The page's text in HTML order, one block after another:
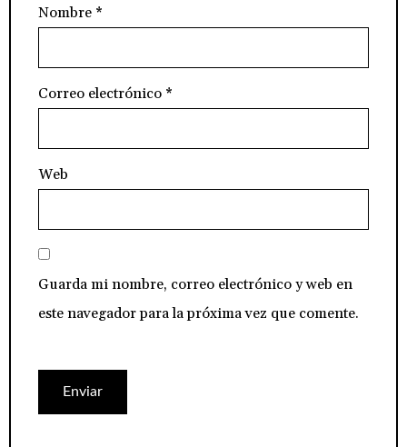
Nombre *
Correo electrónico *
Web
Guarda mi nombre, correo electrónico y web en
este navegador para la próxima vez que comente.